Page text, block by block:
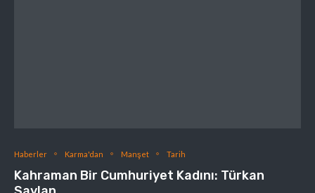
Haberler Karma'dan Manşet Tarih
Kahraman Bir Cumhuriyet Kadını: Türkan